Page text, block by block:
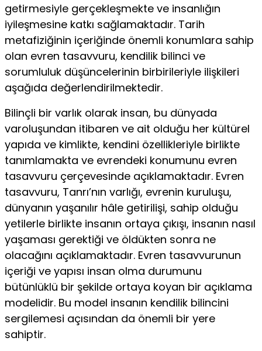
getirmesiyle gerçekleşmekte ve insanlığın
iyileşmesine katkı sağlamaktadır. Tarih
metafiziğinin içeriğinde önemli konumlara sahip
olan evren tasavvuru, kendilik bilinci ve
sorumluluk düşüncelerinin birbirileriyle ilişkileri
aşağıda değerlendirilmektedir.
Bilinçli bir varlık olarak insan, bu dünyada
varoluşundan itibaren ve ait olduğu her kültürel
yapıda ve kimlikte, kendini özellikleriyle birlikte
tanımlamakta ve evrendeki konumunu evren
tasavvuru çerçevesinde açıklamaktadır. Evren
tasavvuru, Tanrı’nın varlığı, evrenin kuruluşu,
dünyanın yaşanılır hâle getirilişi, sahip olduğu
yetilerle birlikte insanın ortaya çıkışı, insanın nasıl
yaşaması gerektiği ve öldükten sonra ne
olacağını açıklamaktadır. Evren tasavvurunun
içeriği ve yapısı insan olma durumunu
bütünlüklü bir şekilde ortaya koyan bir açıklama
modelidir. Bu model insanın kendilik bilincini
sergilemesi açısından da önemli bir yere
sahiptir.